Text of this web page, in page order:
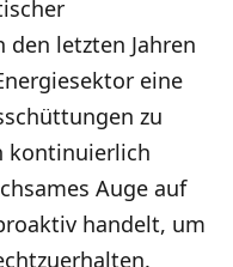
letzten Jahren
eine
zu
kontinuierlich
Auge auf
handelt, um